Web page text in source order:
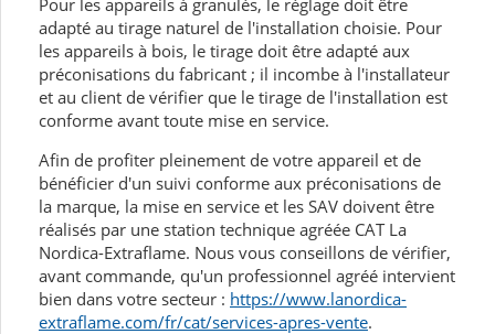
adapté au tirage naturel de l'installation choisie. Pour
les appareils à bois, le tirage doit être adapté aux
préconisations du fabricant ; il incombe à l'installateur
et au client de vérifier que le tirage de l'installation est
conforme avant toute mise en service.
Afin de profiter pleinement de votre appareil et de
bénéficier d'un suivi conforme aux préconisations de
la marque, la mise en service et les SAV doivent être
réalisés par une station technique agréée CAT La
Nordica-Extraflame. Nous vous conseillons de vérifier,
avant commande, qu'un professionnel agréé intervient
bien dans votre secteur : https://www.lanordica-
extraflame.com/fr/cat/services-apres-vente.